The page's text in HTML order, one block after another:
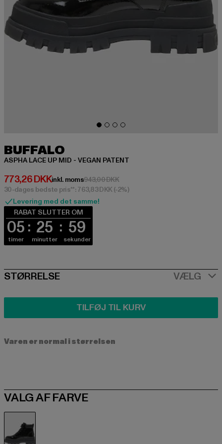
BUFFALO
ASPHA LACE UP MID - VEGAN PATENT
773,26 DKK
Nuværende pris: 773,26 DKK
inkl. moms943,00 DKKKampagnepris: 943,00 DKK
30-dages bedste pris**: 763,83 DKK(-2%)
Levering med det samme!
RABAT SLUTTER OM
05
timer
25
minutter
59
sekunder
SIZE
STØRRELSE VÆLG
TILFØJ TIL KURV
Varen er normal i størrelsen
VALG AF FARVE